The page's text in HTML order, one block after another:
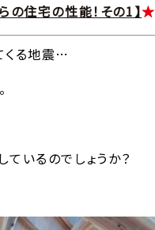
の住宅の性能！その1】★
くる地震…
いるのでしょうか？